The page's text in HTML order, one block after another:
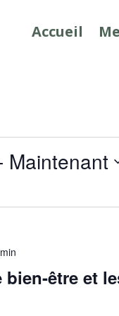
Accueil
Maintenant
être et